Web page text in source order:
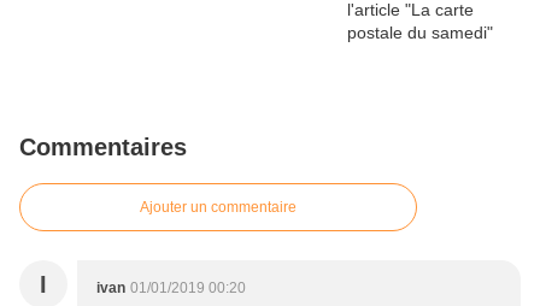
Commentaires
Ajouter un commentaire
I ivan 01/01/2019 00:20